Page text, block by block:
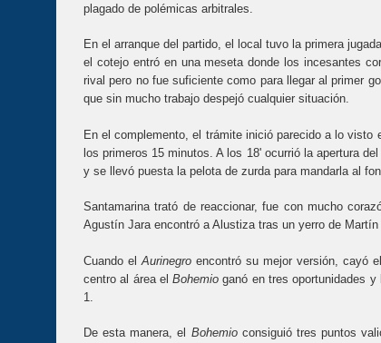
plagado de polémicas arbitrales.
En el arranque del partido, el local tuvo la primera
el cotejo entró en una meseta donde los incesantes
rival pero no fue suficiente como para llegar al primer
que sin mucho trabajo despejó cualquier situación.
En el complemento, el trámite inició parecido a lo
los primeros 15 minutos. A los 18' ocurrió la apertura
y se llevó puesta la pelota de zurda para mandarla al
Santamarina trató de reaccionar, fue con mucho
Agustín Jara encontró a Alustiza tras un yerro de
Cuando el Aurinegro encontró su mejor versión, cayó
centro al área elBohemioganó en tres oportunidades
1.
De esta manera, el Bohemio consiguió tres puntos